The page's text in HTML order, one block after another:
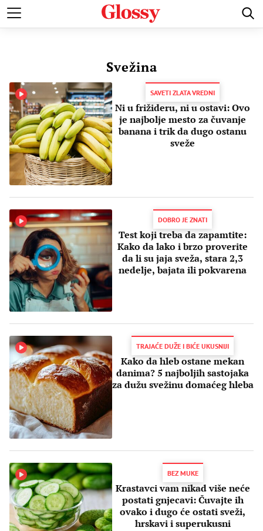
POZNATI MODA I LEPOTA ZDRAVI I SREĆNI LJUBAV
Svežina
SAVETI ZLATA VREDNI
Ni u frižideru, ni u ostavi: Ovo
je najbolje mesto za čuvanje
banana i trik da dugo ostanu
sveže
DOBRO JE ZNATI
Test koji treba da zapamtite:
Kako da lako i brzo proverite
da li su jaja sveža, stara 2,3
nedelje, bajata ili pokvarena
TRAJAĆE DUŽE I BIĆE UKUSNIJI
Kako da hleb ostane mekan
danima? 5 najboljih sastojaka
za dužu svežinu domaćeg hleba
BEZ MUKE
Krastavci vam nikad više neće
postati gnjecavi: Čuvajte ih
ovako i dugo će ostati sveži,
hrskavi i superukusni